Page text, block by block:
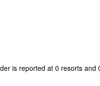
is reported at 0 resorts